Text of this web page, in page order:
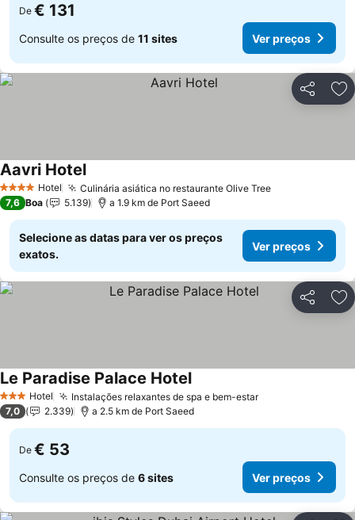
De € 131
Consulte os preços de 11 sites Ver preços
Partilhar
4 EstrelasHotel Culinária asiática no restaurante Olive Tree
Aavri Hotel
7,6 Boa 5.139 a 1.9 km de Port Saeed
Selecione as datas para ver os preços
exatos.
Ver preços
Partilhar
3 EstrelasHotel Instalações relaxantes de spa e bem-estar
Le Paradise Palace Hotel
7,0 2.339 a 2.5 km de Port Saeed
De € 53
Consulte os preços de 6 sites Ver preços